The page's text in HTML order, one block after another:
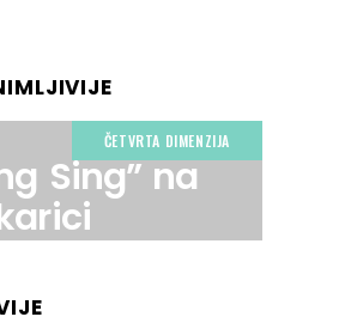
ČETVRTA DIMENZIJA
Sing” na